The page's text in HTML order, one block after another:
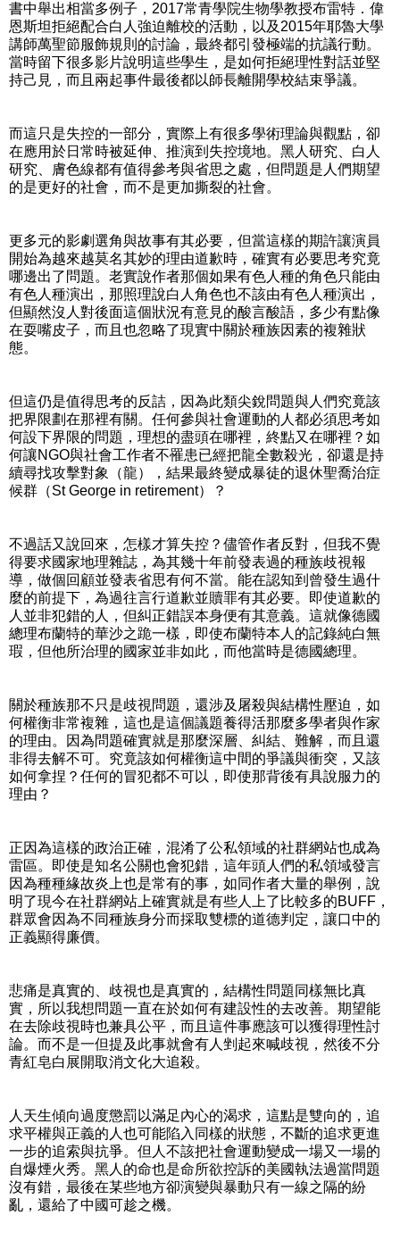
書中舉出相當多例子，2017常青學院生物學教授布雷特．偉
恩斯坦拒絕配合白人強迫離校的活動，以及2015年耶魯大學
講師萬聖節服飾規則的討論，最終都引發極端的抗議行動。
當時留下很多影片說明這些學生，是如何拒絕理性對話並堅
持己見，而且兩起事件最後都以師長離開學校結束爭議。
而這只是失控的一部分，實際上有很多學術理論與觀點，卻
在應用於日常時被延伸、推演到失控境地。黑人研究、白人
研究、膚色線都有值得參考與省思之處，但問題是人們期望
的是更好的社會，而不是更加撕裂的社會。
更多元的影劇選角與故事有其必要，但當這樣的期許讓演員
開始為越來越莫名其妙的理由道歉時，確實有必要思考究竟
哪邊出了問題。老實說作者那個如果有色人種的角色只能由
有色人種演出，那照理說白人角色也不該由有色人種演出，
但顯然沒人對後面這個狀況有意見的酸言酸語，多少有點像
在耍嘴皮子，而且也忽略了現實中關於種族因素的複雜狀
態。
但這仍是值得思考的反詰，因為此類尖銳問題與人們究竟該
把界限劃在那裡有關。任何參與社會運動的人都必須思考如
何設下界限的問題，理想的盡頭在哪裡，終點又在哪裡？如
何讓NGO與社會工作者不罹患已經把龍全數殺光，卻還是持
續尋找攻擊對象（龍），結果最終變成暴徒的退休聖喬治症
候群（St George in retirement）？
不過話又說回來，怎樣才算失控？儘管作者反對，但我不覺
得要求國家地理雜誌，為其幾十年前發表過的種族歧視報
導，做個回顧並發表省思有何不當。能在認知到曾發生過什
麼的前提下，為過往言行道歉並贖罪有其必要。即使道歉的
人並非犯錯的人，但糾正錯誤本身便有其意義。這就像德國
總理布蘭特的華沙之跪一樣，即使布蘭特本人的記錄純白無
瑕，但他所治理的國家並非如此，而他當時是德國總理。
關於種族那不只是歧視問題，還涉及屠殺與結構性壓迫，如
何權衡非常複雜，這也是這個議題養得活那麼多學者與作家
的理由。因為問題確實就是那麼深層、糾結、難解，而且還
非得去解不可。究竟該如何權衡這中間的爭議與衝突，又該
如何拿捏？任何的冒犯都不可以，即使那背後有具說服力的
理由？
正因為這樣的政治正確，混淆了公私領域的社群網站也成為
雷區。即使是知名公關也會犯錯，這年頭人們的私領域發言
因為種種緣故炎上也是常有的事，如同作者大量的舉例，說
明了現今在社群網站上確實就是有些人上了比較多的BUFF，
群眾會因為不同種族身分而採取雙標的道德判定，讓口中的
正義顯得廉價。
悲痛是真實的、歧視也是真實的，結構性問題同樣無比真
實，所以我想問題一直在於如何有建設性的去改善。期望能
在去除歧視時也兼具公平，而且這件事應該可以獲得理性討
論。而不是一但提及此事就會有人剉起來喊歧視，然後不分
青紅皂白展開取消文化大追殺。
人天生傾向過度懲罰以滿足內心的渴求，這點是雙向的，追
求平權與正義的人也可能陷入同樣的狀態，不斷的追求更進
一步的追索與抗爭。但人不該把社會運動變成一場又一場的
自爆煙火秀。黑人的命也是命所欲控訴的美國執法過當問題
沒有錯，最後在某些地方卻演變與暴動只有一線之隔的紛
亂，還給了中國可趁之機。